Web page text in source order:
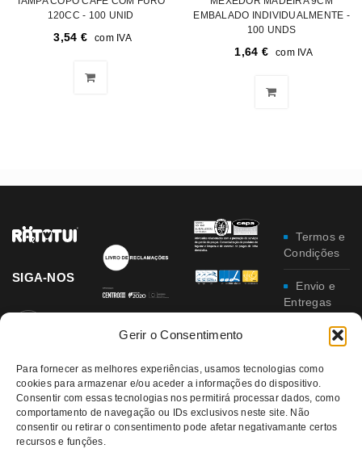
Gerir o Consentimento
Para fornecer as melhores experiências, usamos tecnologias como
cookies para armazenar e/ou aceder a informações do dispositivo.
Consentir com essas tecnologias nos permitirá processar dados, como
comportamento de navegação ou IDs exclusivos neste site. Não
consentir ou retirar o consentimento pode afetar negativamante certos
recursos e funções.
120CC - 100 UNID
3,54 € com IVA
EMBALADO INDIVIDUALMENTE -
100 UNDS
1,64 € com IVA
SIGA-NOS
Termos e
Condições
Envio e
Entregas
Trocas e
Política
de
Privacidade